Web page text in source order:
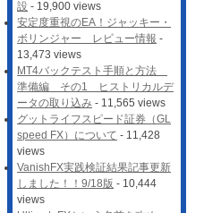
設 - 19,900 views
安定度重視のEA！ジャッキー・
ボリンジャー レビュー情報 -
13,473 views
MT4バックテスト手順と方法
準備編 その1 ヒストリカルデ
ータの取り込み - 11,565 views
グットライフスピード証券（GL
speed FX）について - 11,428
views
VanishFX実践検証結果記事更新
しました！！9/18版 - 10,444
views